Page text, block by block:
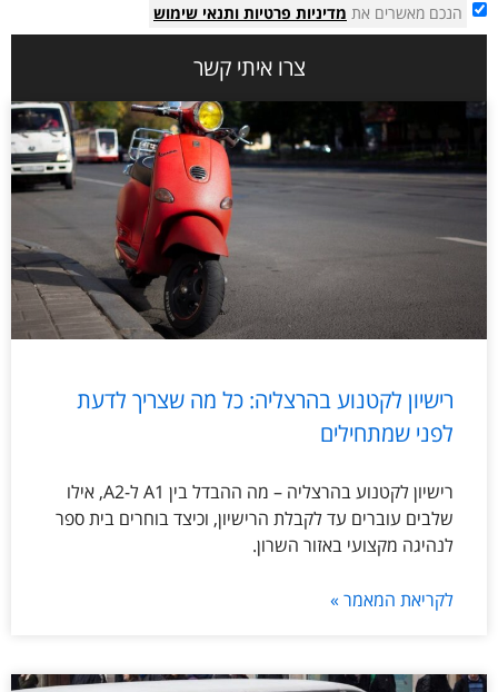
הנכם מאשרים את מדיניות פרטיות ותנאי שימוש
צרו איתי קשר
רישיון לקטנוע בהרצליה: כל מה שצריך לדעת
לפני שמתחילים
רישיון לקטנוע בהרצליה – מה ההבדל בין A1 ל-A2, אילו
שלבים עוברים עד לקבלת הרישיון, וכיצד בוחרים בית ספר
לנהיגה מקצועי באזור השרון.
לקריאת המאמר »